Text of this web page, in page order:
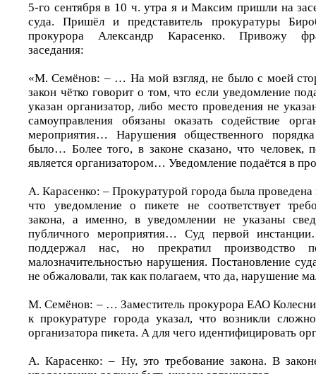
5-го сентября в 10 ч. утра я и Максим пришли на
суда. Пришёл и представитель прокуратуры
прокурора Александр Карасенко. Привожу
заседания:
«М. Семёнов: – … На мой взгляд, не было с моей
закон чётко говорит о том, что если уведомление
указан организатор, либо место проведения не
самоуправления обязаны оказать содействие
мероприятия… Нарушения общественного
было… Более того, в законе сказано, что человек,
является организатором… Уведомление подаётся в
А. Карасенко: – Прокуратурой города была проведена
что уведомление о пикете не соответствует
закона, а именно, в уведомлении не указаны
публичного мероприятия… Суд первой
поддержал нас, но прекратил
малозначительностью нарушения. Постановление
не обжаловали, так как полагаем, что да, нарушение
М. Семёнов: – … Заместитель прокурора ЕАО
к прокуратуре города указал, что возникли
организатора пикета. А для чего идентифицировать
А. Карасенко: – Ну, это требование закона. В